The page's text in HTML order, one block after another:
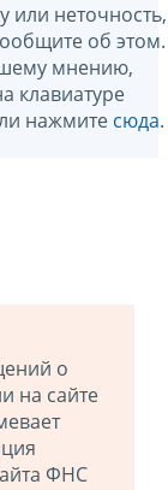
или неточность,
об этом.
мнению,
клавиатуре
нажмите сюда.
о
на сайте
ФНС